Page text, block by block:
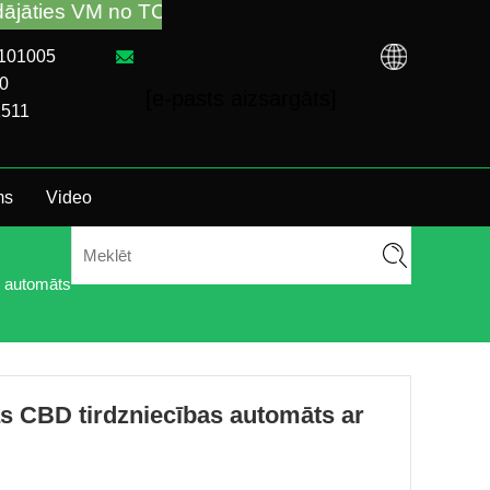
Video
CBD tirdzniecības automāts ar
rūpnīcas vai vietējā izplatītāja. Zvaniet mums: